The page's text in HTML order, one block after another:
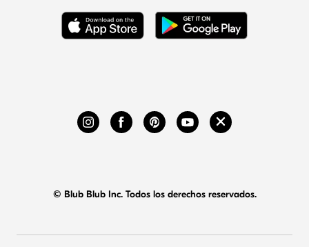
© Blub Blub Inc. Todos los derechos reservados.